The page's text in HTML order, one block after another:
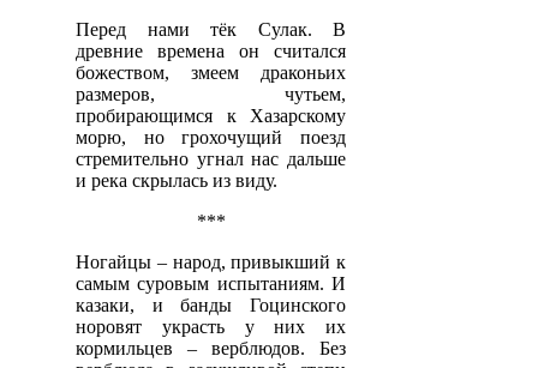
Перед нами тёк Сулак. В
древние времена он считался
божеством, змеем драконьих
размеров, чутьем,
пробирающимся к Хазарскому
морю, но грохочущий поезд
стремительно угнал нас дальше
и река скрылась из виду.
***
Ногайцы – народ, привыкший к
самым суровым испытаниям. И
казаки, и банды Гоцинского
норовят украсть у них их
кормильцев – верблюдов. Без